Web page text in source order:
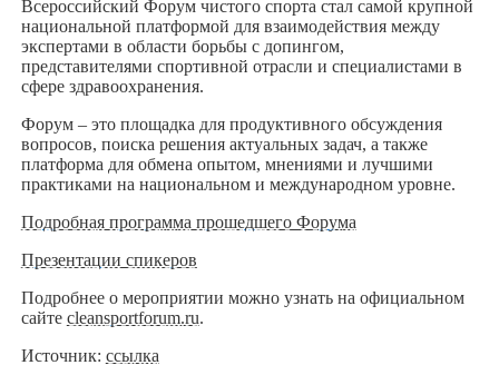
Всероссийский Форум чистого спорта стал самой крупной
национальной платформой для взаимодействия между
экспертами в области борьбы с допингом,
представителями спортивной отрасли и специалистами в
сфере здравоохранения.
Форум – это площадка для продуктивного обсуждения
вопросов, поиска решения актуальных задач, а также
платформа для обмена опытом, мнениями и лучшими
практиками на национальном и международном уровне.
Подробная программа прошедшего Форума
Презентации спикеров
Подробнее о мероприятии можно узнать на официальном
сайте cleansportforum.ru.
Источник: ссылка